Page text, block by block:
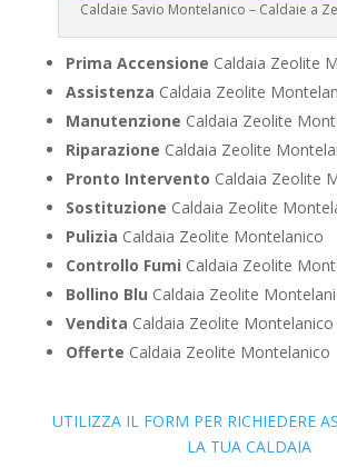
Caldaie Savio Montelanico – Caldaie a
Prima Accensione Caldaia Zeolite
Assistenza Caldaia Zeolite
Manutenzione Caldaia Zeolite
Riparazione Caldaia Zeolite
Pronto Intervento Caldaia Zeolite
Sostituzione Caldaia Zeolite
Pulizia Caldaia Zeolite Montelanico
Controllo Fumi Caldaia Zeolite
Bollino Blu Caldaia Zeolite
Vendita Caldaia Zeolite Montelanico
Offerte Caldaia Zeolite Montelanico
UTILIZZA IL FORM PER RICHIEDERE
LA TUA CALDAIA